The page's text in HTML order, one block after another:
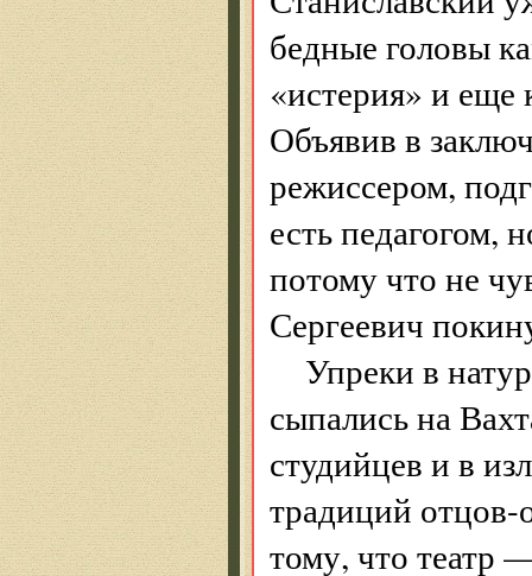
бедные головы
«истерия» и
Объявив в
режиссером,
есть педагогом,
потому что не
Сергеевич
Упреки в
сыпались на
студийцев и в
традиций
тому, что театр